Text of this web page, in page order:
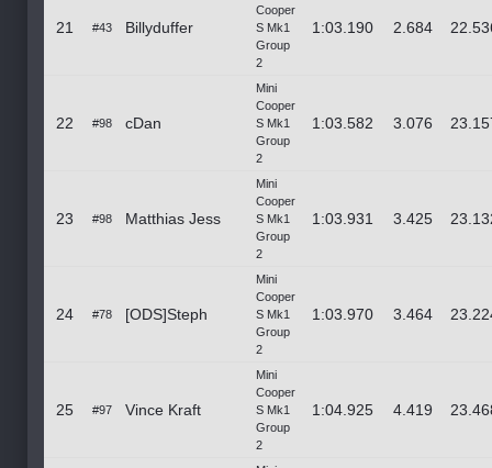
21 #43 Billyduffer
Cooper
S Mk1
Group
2
1:03.190 2.684
22 #98 cDan
Mini
Cooper
S Mk1
Group
2
1:03.582 3.076
23 #98 Matthias Jess
Mini
Cooper
S Mk1
Group
2
1:03.931 3.425
24 #78 [ODS]Steph
Mini
Cooper
S Mk1
Group
2
1:03.970 3.464
25 #97 Vince Kraft
Mini
Cooper
S Mk1
Group
2
1:04.925 4.419